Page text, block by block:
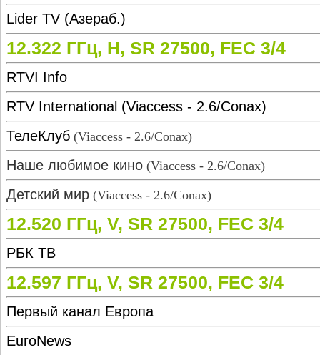
Lider TV (Азераб.)
12.322 ГГц, H, SR 27500, FEC 3/4
RTVI Info
RTV International (Viaccess - 2.6/Conax)
ТелеКлуб (Viaccess - 2.6/Conax)
Наше любимое кино (Viaccess - 2.6/Conax)
Детский мир (Viaccess - 2.6/Conax)
12.520 ГГц, V, SR 27500, FEC 3/4
РБК ТВ
12.597 ГГц, V, SR 27500, FEC 3/4
Первый канал Европа
EuroNews